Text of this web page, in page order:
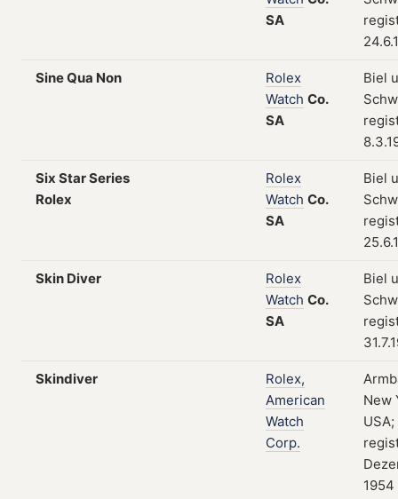
SA
Sine Qua Non
Rolex
Watch Co.
SA
Biel
Six Star Series
Rolex
Rolex
Watch Co.
SA
Biel
Skin Diver
Rolex
Watch Co.
SA
Biel
Skindiver
Rolex,
American
Watch
Corp.
New
USA;
1954